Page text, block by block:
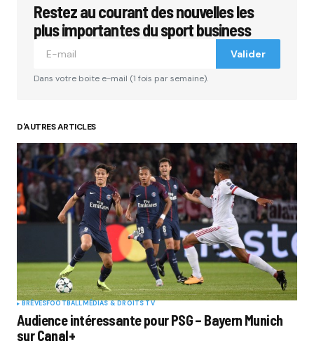
Restez au courant des nouvelles les
plus importantes du sport business
Valider
Dans votre boite e-mail (1 fois par semaine).
D'AUTRES ARTICLES
BRÈVESFOOTBALLMÉDIAS & DROITS TV
Audience intéressante pour PSG – Bayern Munich
sur Canal+